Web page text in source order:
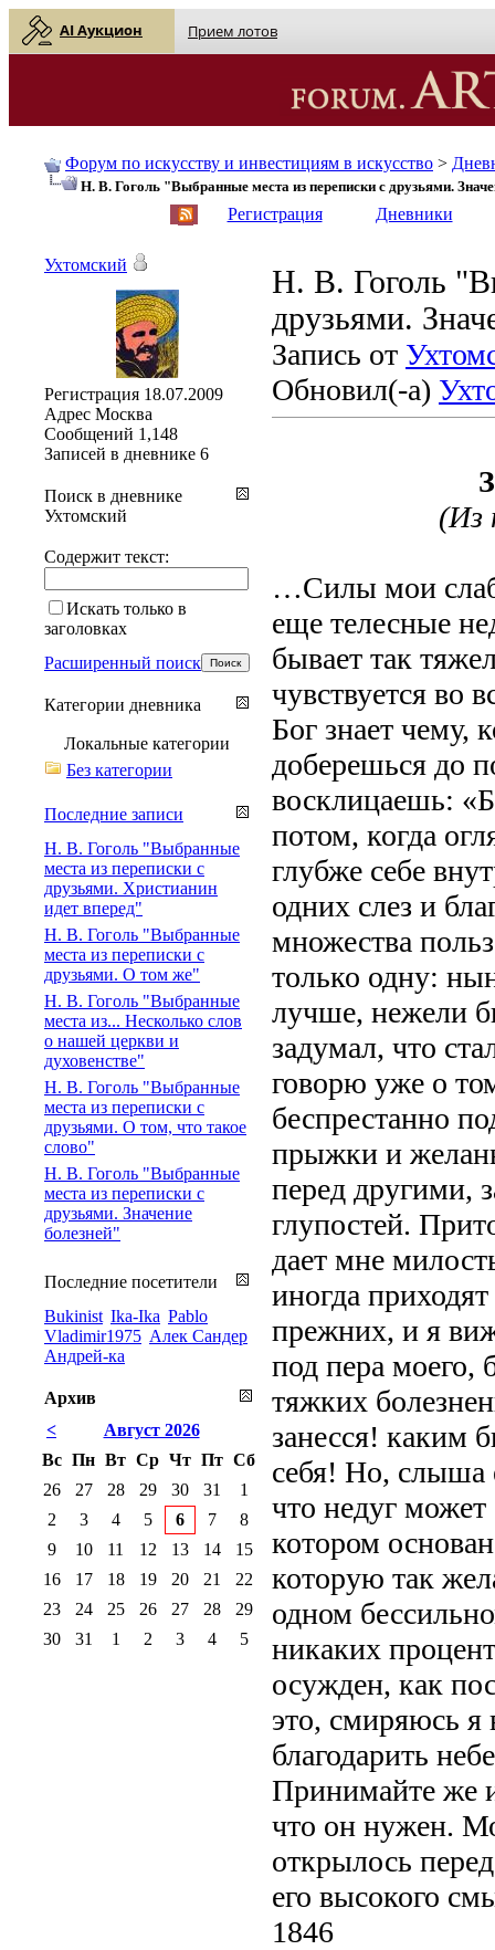
AI Аукцион Прием лотов
Форум по искусству и инвестициям в искусство >
Н. В. Гоголь "Выбранные места из переписки с друзьями.
Регистрация Дневники
Н. В. Гоголь
друзьями.
Запись от
Обновил(-а)
(Из
…Силы мои
еще телесные
бывает так
чувствуется во
Бог знает чему,
доберешься до
восклицаешь:
потом, когда
глубже себе
одних слез и
множества
только одну:
лучше, нежели
задумал, что
говорю уже о
беспрестанно
прыжки и
перед другими,
глупостей.
дает мне
иногда
прежних, и я
под пера моего,
тяжких
занесся! каким
себя! Но, слыша
что недуг может
котором
которую так
одном
никаких
осужден, как
это, смиряюсь я
благодарить
Принимайте же
что он нужен.
открылось
его высокого
1846
Ухтомский
Регистрация 18.07.2009
Адрес Москва
Сообщений 1,148
Записей в дневнике 6
Поиск в дневнике
Ухтомский
Содержит текст:
Искать только в
заголовках
Расширенный поиск
Категории дневника
Локальные категории
Без категории
Последние записи
Н. В. Гоголь "Выбранные
места из переписки с
друзьями. Христианин
идет вперед"
Н. В. Гоголь "Выбранные
места из переписки с
друзьями. О том же"
Н. В. Гоголь "Выбранные
места из... Несколько слов
о нашей церкви и
духовенстве"
Н. В. Гоголь "Выбранные
места из переписки с
друзьями. О том, что такое
слово"
Н. В. Гоголь "Выбранные
места из переписки с
друзьями. Значение
болезней"
Последние посетители
Bukinist Ika-Ika Pablo
Vladimir1975 Алек Сандер
Андрей-ка
Архив
<
Август 2026
Вс Пн Вт Ср Чт Пт Сб
26
27 28 29 30 31
1
2
3 4 5 6 7
8
9
10 11 12 13 14
15
16
17 18 19 20 21
22
23
24 25 26 27 28
29
30
31 1 2 3 4 5